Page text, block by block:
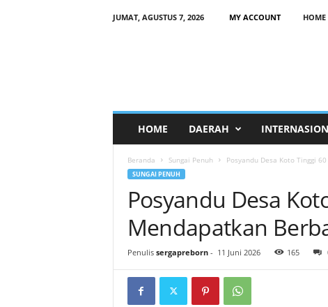
JUMAT, AGUSTUS 7, 2026 MY ACCOUNT HOME
HOME DAERAH
Beranda Sungai Penuh Posyandu Desa Koto Tinggi
SUNGAI PENUH
Posyandu Desa
Mendapatkan
Penulis sergapreborn- 11 Juni 2026 165